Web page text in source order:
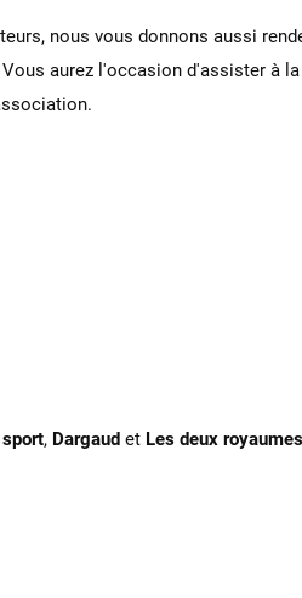
nous vous donnons aussi
aurez l'occasion d'assister
, Dargaud et Les deux royaumes